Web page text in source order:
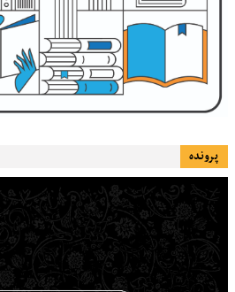
پرونده